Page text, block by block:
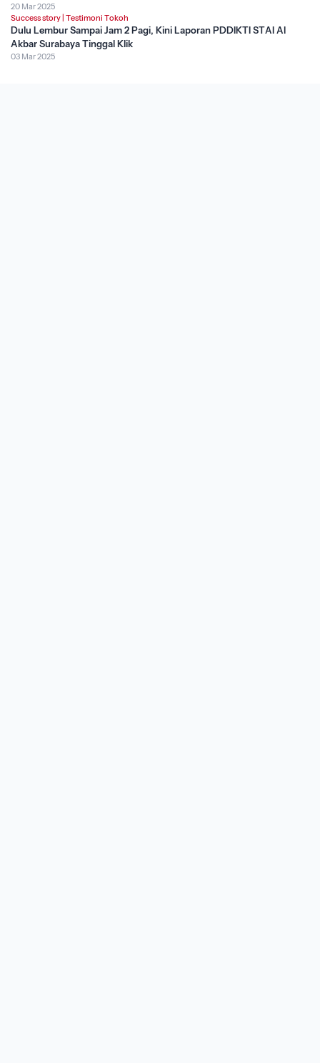
20 Mar 2025
Success story | Testimoni Tokoh
Dulu Lembur Sampai Jam 2 Pagi, Kini Laporan PDDIKTI STAI Al
Akbar Surabaya Tinggal Klik
03 Mar 2025